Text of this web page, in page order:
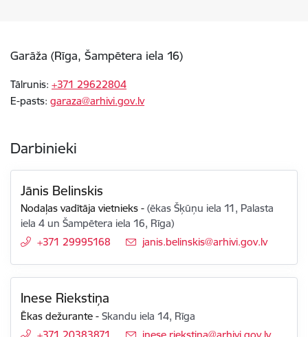
Garāža (Rīga, Šampētera iela 16)
Tālrunis: +371 29622804
E-pasts: garaza@arhivi.gov.lv
Darbinieki
Jānis Belinskis
Nodaļas vadītāja vietnieks -(ēkas Šķūņu iela 11, Palasta
iela 4 un Šampētera iela 16, Rīga)
+371 29995168
E-pasts:
janis.belinskis@arhivi.gov.lv
Inese Riekstiņa
Ēkas dežurante -Skandu iela 14, Rīga
+371 20383871
E-pasts:
inese.riekstina@arhivi.gov.lv